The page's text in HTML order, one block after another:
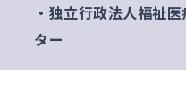
・独立行政法人福祉
ター